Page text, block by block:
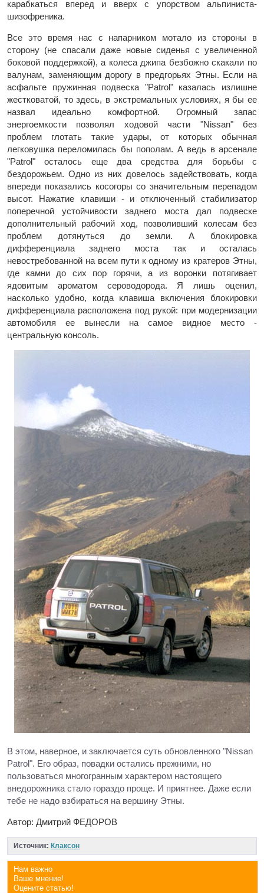
карабкаться вперед и вверх с упорством альпиниста-
шизофреника.
Все это время нас с напарником мотало из стороны в
сторону (не спасали даже новые сиденья с увеличенной
боковой поддержкой), а колеса джипа безбожно скакали по
валунам, заменяющим дорогу в предгорьях Этны. Если на
асфальте пружинная подвеска "Patrol" казалась излишне
жестковатой, то здесь, в экстремальных условиях, я бы ее
назвал идеально комфортной. Огромный запас
энергоемкости позволял ходовой части "Nissan" без
проблем глотать такие удары, от которых обычная
легковушка переломилась бы пополам. А ведь в арсенале
"Patrol" осталось еще два средства для борьбы с
бездорожьем. Одно из них довелось задействовать, когда
впереди показались косогоры со значительным перепадом
высот. Нажатие клавиши - и отключенный стабилизатор
поперечной устойчивости заднего моста дал подвеске
дополнительный рабочий ход, позволивший колесам без
проблем дотянуться до земли. А блокировка
дифференциала заднего моста так и осталась
невостребованной на всем пути к одному из кратеров Этны,
где камни до сих пор горячи, а из воронки потягивает
ядовитым ароматом сероводорода. Я лишь оценил,
насколько удобно, когда клавиша включения блокировки
дифференциала расположена под рукой: при модернизации
автомобиля ее вынесли на самое видное место -
центральную консоль.
В этом, наверное, и заключается суть обновленного "Nissan
Patrol". Его образ, повадки остались прежними, но
пользоваться многогранным характером настоящего
внедорожника стало гораздо проще. И приятнее. Даже если
тебе не надо взбираться на вершину Этны.
Автор: Дмитрий ФЕДОРОВ
Источник: Клаксон
Нам важно
Ваше мнение!
Оцените статью!